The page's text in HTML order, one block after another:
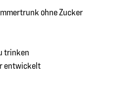
ohne Zucker
trinken
entwickelt